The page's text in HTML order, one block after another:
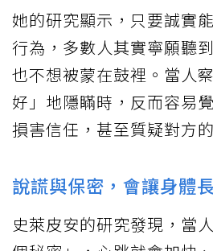
她的研究顯示，只要誠實
行為，多數人其實寧願聽
也不想被蒙在鼓裡。當人
好」地隱瞞時，反而容易
損害信任，甚至質疑對方
說謊與保密，會讓身體
史萊皮安的研究發現，當